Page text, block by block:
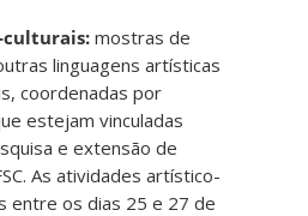
mostras de
linguagens artísticas
coordenadas por
estejam vinculadas
e extensão de
As atividades artístico-
entre os dias 25 e 27 de